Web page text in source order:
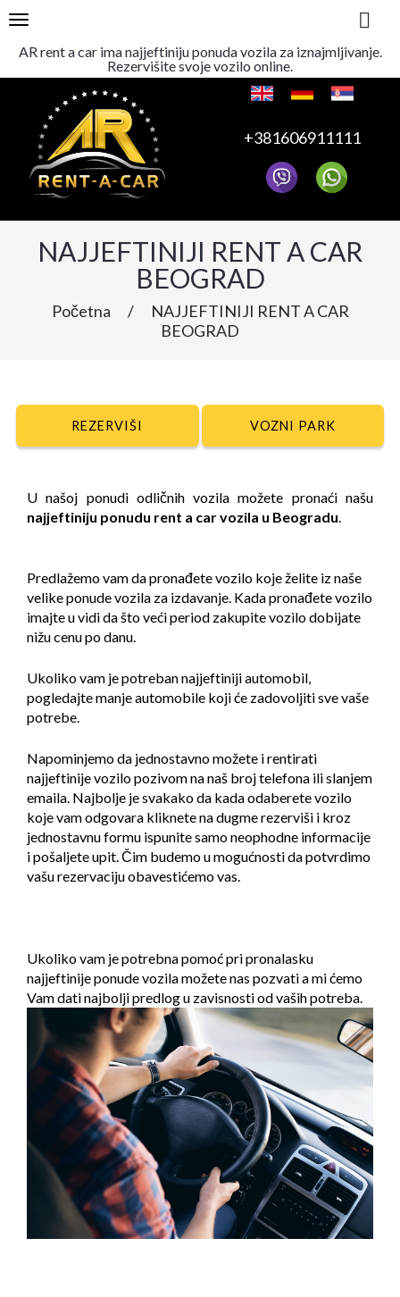
AR rent a car ima najjeftiniju ponuda vozila za iznajmljivanje.
Rezervišite svoje vozilo online.
TOGGLE NAVIGATION
+381606911111
NAJJEFTINIJI RENT A CAR
BEOGRAD
Početna /
NAJJEFTINIJI RENT A CAR
BEOGRAD
VOZNI PARK
U našoj ponudi odličnih vozila možete pronaći našu
najjeftiniju ponudu rent a car vozila u Beogradu.
Predlažemo vam da pronađete vozilo koje želite iz naše
velike ponude vozila za izdavanje. Kada pronađete vozilo
imajte u vidi da što veći period zakupite vozilo dobijate
nižu cenu po danu.
Ukoliko vam je potreban najjeftiniji automobil,
pogledajte manje automobile koji će zadovoljiti sve vaše
potrebe.
Napominjemo da jednostavno možete i rentirati
najjeftinije vozilo pozivom na naš broj telefona ili slanjem
emaila. Najbolje je svakako da kada odaberete vozilo
koje vam odgovara kliknete na dugme rezerviši i kroz
jednostavnu formu ispunite samo neophodne informacije
i pošaljete upit. Čim budemo u mogućnosti da potvrdimo
vašu rezervaciju obavestićemo vas.
Ukoliko vam je potrebna pomoć pri pronalasku
najjeftinije ponude vozila možete nas pozvati a mi ćemo
Vam dati najbolji predlog u zavisnosti od vaših potreba.